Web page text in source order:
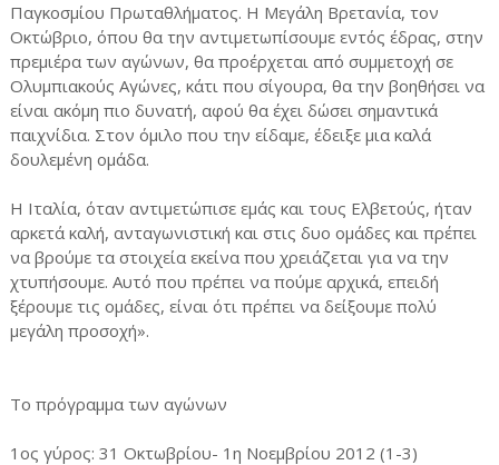
Παγκοσμίου Πρωταθλήματος. Η Μεγάλη Βρετανία, τον
Οκτώβριο, όπου θα την αντιμετωπίσουμε εντός έδρας, στην
πρεμιέρα των αγώνων, θα προέρχεται από συμμετοχή σε
Ολυμπιακούς Αγώνες, κάτι που σίγουρα, θα την βοηθήσει να
είναι ακόμη πιο δυνατή, αφού θα έχει δώσει σημαντικά
παιχνίδια. Στον όμιλο που την είδαμε, έδειξε μια καλά
δουλεμένη ομάδα.
Η Ιταλία, όταν αντιμετώπισε εμάς και τους Ελβετούς, ήταν
αρκετά καλή, ανταγωνιστική και στις δυο ομάδες και πρέπει
να βρούμε τα στοιχεία εκείνα που χρειάζεται για να την
χτυπήσουμε. Αυτό που πρέπει να πούμε αρχικά, επειδή
ξέρουμε τις ομάδες, είναι ότι πρέπει να δείξουμε πολύ
μεγάλη προσοχή».
Το πρόγραμμα των αγώνων
1ος γύρος: 31 Οκτωβρίου- 1η Νοεμβρίου 2012 (1-3)